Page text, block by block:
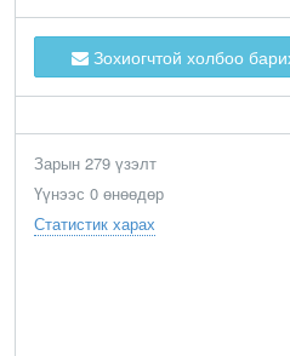
Зохиогчтой холбоо
Зарын 279 үзэлт
Үүнээс 0 өнөөдөр
Статистик харах